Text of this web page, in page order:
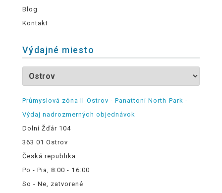
Blog
Kontakt
Výdajné miesto
Průmyslová zóna II Ostrov - Panattoni North Park -
Výdaj nadrozmerných objednávok
Dolní Žďár 104
363 01 Ostrov
Česká republika
Po - Pia, 8:00 - 16:00
So - Ne, zatvorené